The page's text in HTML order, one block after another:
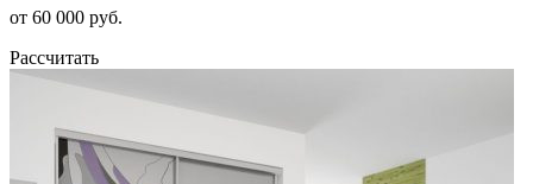
от 60 000 руб.
Рассчитать